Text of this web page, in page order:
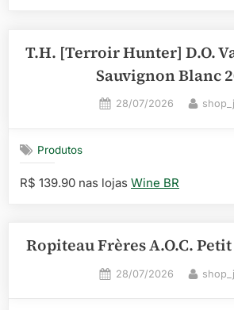
T.H. [Terroir Hunter] D.O.
Sauvignon Blanc
Posted
28/07/2026 By
Produtos
R$ 139.90 nas lojas Wine BR
Ropiteau Frères A.O.C.
Posted
28/07/2026 By